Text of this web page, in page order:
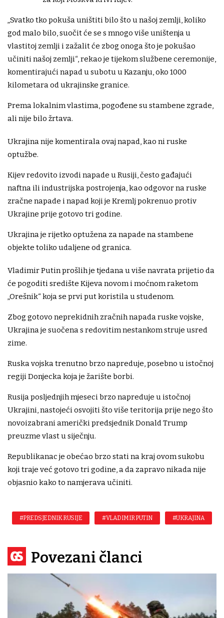
„Svatko tko pokuša uništiti bilo što u našoj zemlji, koliko
god malo bilo, suočit će se s mnogo više uništenja u
vlastitoj zemlji i zažalit će zbog onoga što je pokušao
učiniti našoj zemlji“, rekao je tijekom službene ceremonije,
komentirajući napad u subotu u Kazanju, oko 1000
kilometara od ukrajinske granice.
Prema lokalnim vlastima, pogođene su stambene zgrade,
ali nije bilo žrtava.
Ukrajina nije komentirala ovaj napad, kao ni ruske
optužbe.
Kijev redovito izvodi napade u Rusiji, često gađajući
naftna ili industrijska postrojenja, kao odgovor na ruske
zračne napade i napad koji je Kremlj pokrenuo protiv
Ukrajine prije gotovo tri godine.
Ukrajina je rijetko optužena za napade na stambene
objekte toliko udaljene od granica.
Vladimir Putin prošlih je tjedana u više navrata prijetio da
će pogoditi središte Kijeva novom i moćnom raketom
„Orešnik“ koja se prvi put koristila u studenom.
Zbog gotovo neprekidnih zračnih napada ruske vojske,
Ukrajina je suočena s redovitim nestankom struje usred
zime.
Ruska vojska trenutno brzo napreduje, posebno u istočnoj
regiji Donjecka koja je žarište borbi.
Rusija posljednjih mjeseci brzo napreduje u istočnoj
Ukrajini, nastojeći osvojiti što više teritorija prije nego što
novoizabrani američki predsjednik Donald Trump
preuzme vlast u siječnju.
Republikanac je obećao brzo stati na kraj ovom sukobu
koji traje već gotovo tri godine, a da zapravo nikada nije
objasnio kako to namjerava učiniti.
#PREDSJEDNIK RUSIJE #VLADIMIR PUTIN #UKRAJINA
Povezani članci